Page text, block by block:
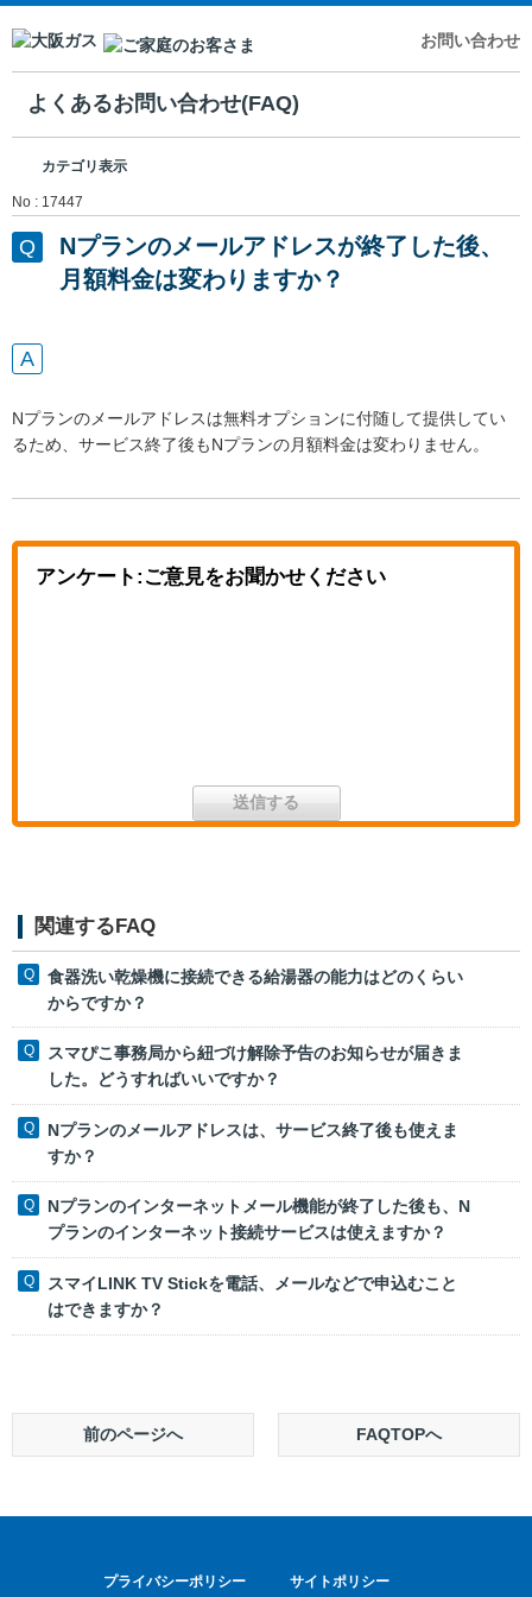
お問い合わせ
よくあるお問い合わせ(FAQ)
カテゴリ表示
No : 17447
Nプランのメールアドレスが終了した後、
月額料金は変わりますか？
Nプランのメールアドレスは無料オプションに付随して提供してい
るため、サービス終了後もNプランの月額料金は変わりません。
アンケート:ご意見をお聞かせください
関連するFAQ
食器洗い乾燥機に接続できる給湯器の能力はどのくらい
からですか？
スマぴこ事務局から紐づけ解除予告のお知らせが届きま
した。どうすればいいですか？
Nプランのメールアドレスは、サービス終了後も使えま
すか？
Nプランのインターネットメール機能が終了した後も、N
プランのインターネット接続サービスは使えますか？
スマイLINK TV Stickを電話、メールなどで申込むこと
はできますか？
前のページへ FAQTOPへ
プライバシーポリシー サイトポリシー